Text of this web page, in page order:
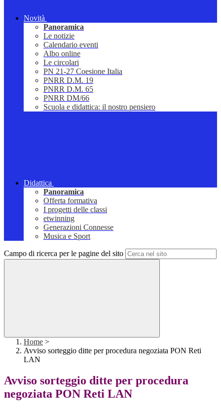
Novità
Panoramica
Le notizie
Calendario eventi
Albo online
Le circolari
PN 21-27 Coesione Italia
PNRR D.M. 19
PNRR D.M. 65
PNRR DM/66
Scuola e didattica: il nostro pensiero
Didattica
Panoramica
Offerta formativa
I progetti delle classi
etwinning
Generazioni Connesse
Musica e Sport
Campo di ricerca per le pagine del sito
Home >
Avviso sorteggio ditte per procedura negoziata PON Reti
LAN
Avviso sorteggio ditte per procedura
negoziata PON Reti LAN